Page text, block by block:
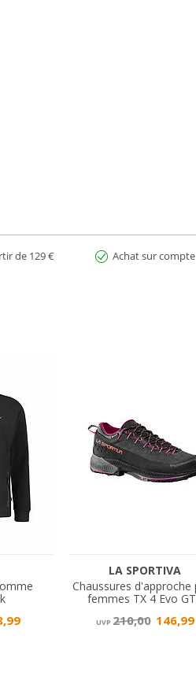
recyclées.
certifié bluesign ©.
de 129 € Achat sur compte